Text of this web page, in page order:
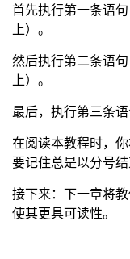
首先执行第一条语
上）。
然后执行第二条语
上）。
最后，执行第三条语
在阅读本教程时，
要记住总是以分号
接下来：下一章将
使其更具可读性。